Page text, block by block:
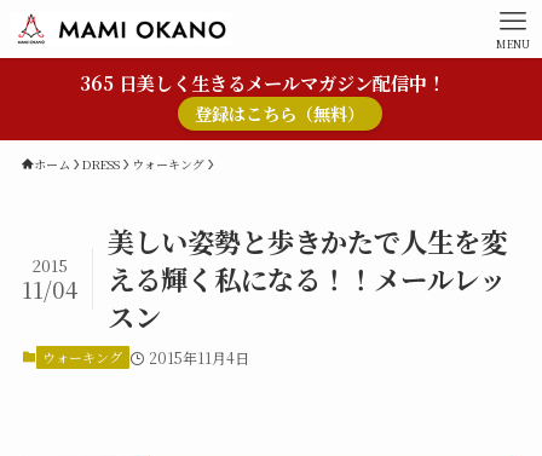
MENU
365 日美しく生きるメールマガジン配信中！
登録はこちら（無料）
ホーム DRESS ウォーキング
美しい姿勢と歩きかたで人生を変
える輝く私になる！！メールレッ
スン
2015
11/04
ウォーキング 2015年11月4日